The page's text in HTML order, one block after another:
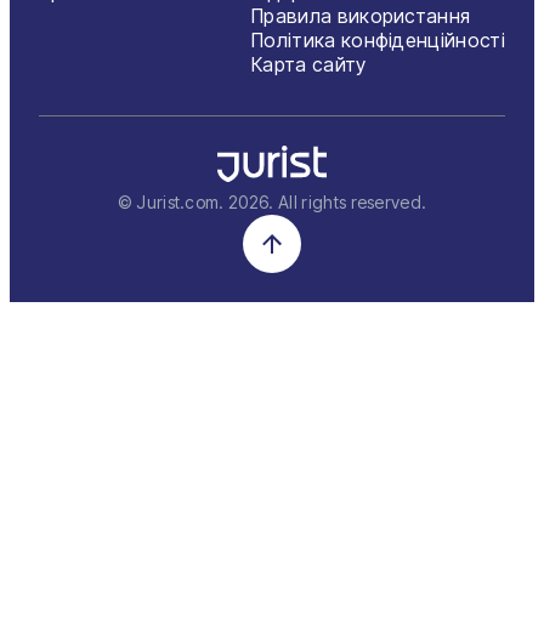
Правила використання
Політика конфіденційності
Карта сайту
© Jurist.com. 2026. All rights reserved.